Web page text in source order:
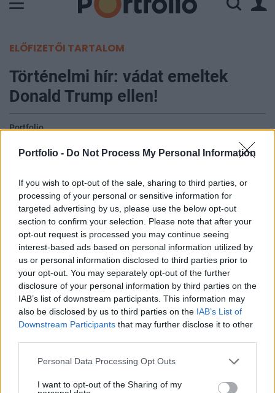
Portfolio - Do Not Process My Personal Information
If you wish to opt-out of the sale, sharing to third parties, or
processing of your personal or sensitive information for
targeted advertising by us, please use the below opt-out
section to confirm your selection. Please note that after your
opt-out request is processed you may continue seeing
interest-based ads based on personal information utilized by
us or personal information disclosed to third parties prior to
your opt-out. You may separately opt-out of the further
disclosure of your personal information by third parties on the
IAB’s list of downstream participants. This information may
also be disclosed by us to third parties on the IAB’s List of
Downstream Participants that may further disclose it to other
Personal Data Processing Opt Outs
I want to opt-out of the Sharing of my
ELŐFIZETŐI TARTALOM
Történelmi hír: vádat emeltek
Donald Trump ellen!
Portfolio
emelt Donald Trump volt amerikai elnök ellen
azért, mert a vád szerint a 2016-os
elnökválasztási kampány idején hallgatási pénzt
fizethetett egy pornószínésznőnek – közölte két
bírósági forrás az Egyesült Államokban a nagy
hírszolgáltatók egybehangzó beszámolója szerint.
A vádemelést Trump ügyvédje is megerősítette,
így ezzel Trump lett az első volt amerikai elnök,
aki ellen valaha is vádat emeltek, igaz ő a
közleményében rögtön hangsúlyozta
emeltek vádat Trump ellen, azt várhatóan a napokban